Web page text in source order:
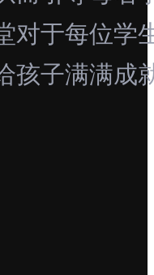
对于每位学
孩子满满成